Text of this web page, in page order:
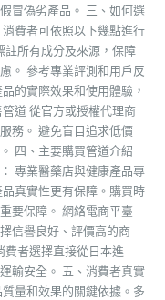
冒偽劣產品。 三、如何選
費者可依照以下幾點進行
註所有成分及來源，保障
。 參考專業評測和用戶反
的實際效果和使用體驗，
道 從官方或授權代理商
務。 避免盲目追求低價
四、主要購買管道介紹
專業醫藥店與健康產品專
真實性更有保障。購買時
要保障。 網絡電商平臺
信譽良好、評價高的商
費者選擇直接從日本進
輸安全。 五、消費者真實
量和效果的關鍵依據。多